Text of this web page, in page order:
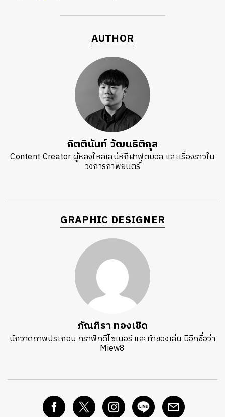
AUTHOR
กิตตินันท์ วัฒนธิติกุล
Content Creator ผู้หลงใหลเสน่ห์กีฬาฟุตบอล และเรื่องราวใน
วงการภาพยนตร์
GRAPHIC DESIGNER
ภัณฑิรา ทองเชิด
นักวาดภาพประกอบ กราฟิกดีไซเนอร์ และทำของเล่น มีอีกชื่อว่า
Miew8